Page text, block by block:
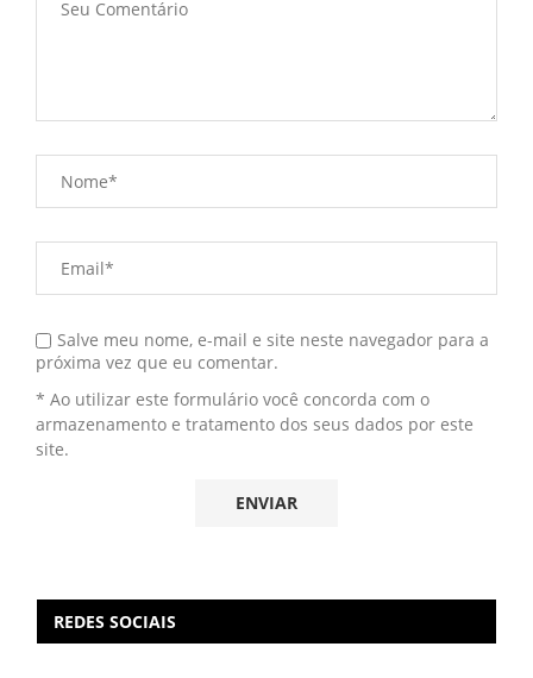
Salve meu nome, e-mail e site neste navegador para a
próxima vez que eu comentar.
* Ao utilizar este formulário você concorda com o
armazenamento e tratamento dos seus dados por este
site.
REDES SOCIAIS